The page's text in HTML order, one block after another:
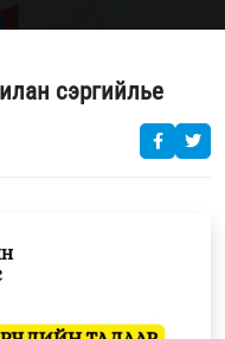
сэргийлье